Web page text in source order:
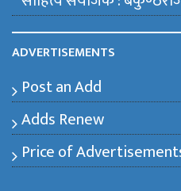
ADVERTISEMENTS
Post an Add
Adds Renew
Price of